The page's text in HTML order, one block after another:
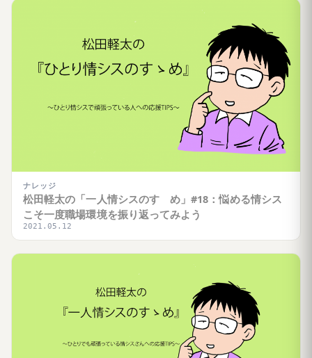
ナレッジ
松田軽太の「一人情シスのすゝめ」#18：悩める情シス
こそ一度職場環境を振り返ってみよう
2021.05.12